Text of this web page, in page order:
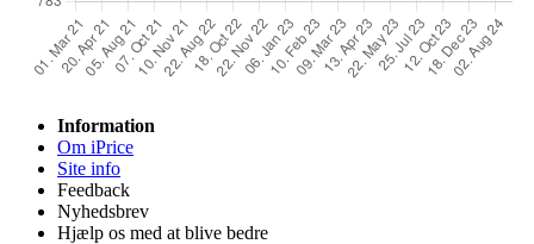
Information
Om iPrice
Site info
Feedback
Nyhedsbrev
Hjælp os med at blive bedre